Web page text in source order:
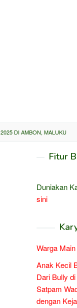
DI AMBON, MALUKU
Fitur
Duniakan
sini
Warga
Anak Kecil
Dari Bully
Satpam
dengan